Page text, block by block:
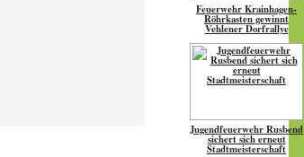
Feuerwehr Krainhagen-
Röhrkasten gewinnt
Vehlener Dorfrallye
Jugendfeuerwehr Rusbend
sichert sich erneut
Stadtmeisterschaft